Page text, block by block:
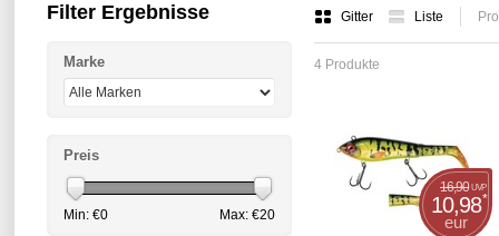
Gitter Liste
4 Produkte
16,90 UVP
10,98*
eur
Filter Ergebnisse
Marke
Preis
Min: €0 Max: €20